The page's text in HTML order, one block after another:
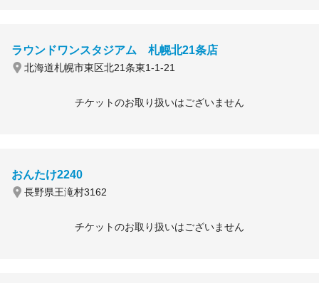
ラウンドワンスタジアム 札幌北21条店
北海道札幌市東区北21条東1-1-21
チケットのお取り扱いはございません
おんたけ2240
長野県王滝村3162
チケットのお取り扱いはございません